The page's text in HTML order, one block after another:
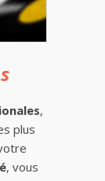
,
plus
, vous